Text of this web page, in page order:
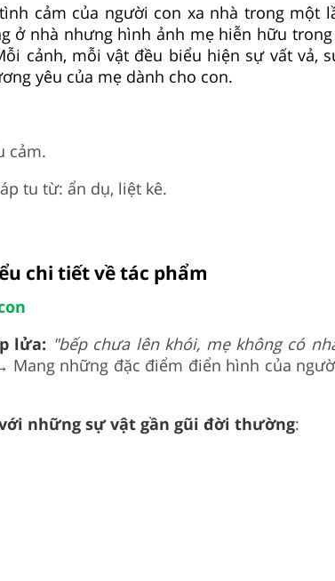
cảm của người con xa nhà trong một
ở nhà nhưng hình ảnh mẹ hiễn hữu
cảnh, mỗi vật đều biểu hiện sự vất vả,
yêu của mẹ dành cho con.
cảm.
tu từ: ẩn dụ, liệt kê.
chi tiết về tác phẩm
lửa: "bếp chưa lên khói, mẹ không có
Mang những đặc điểm điển hình của
những sự vật gần gũi đời thường: